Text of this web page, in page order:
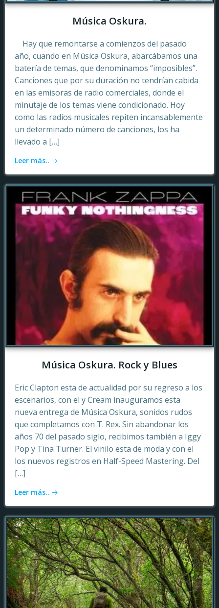
Música Oskura.
Hay que remontarse a comienzos del pasado
año, cuando en Música Oskura, abarcábamos una
batería de temas, que denominamos “imposibles”.
Canciones que por su duración no tendrían cabida
en las emisoras de radio comerciales, donde el
minutaje de los temas viene condicionado. Hoy
como las radios musicales repiten incansablemente
un determinado número de canciones, los ha
llevado a […]
Leer más..
Música Oskura. Rock y Blues
Eric Clapton esta de actualidad por su regreso a los
escenarios, con el y Cream inauguramos esta
nueva entrega de Música Oskura, sonidos rudos
que completamos con T. Rex. Sin abandonar los
años 70 del pasado siglo, recibimos también a Iggy
Pop y Tina Turner. El vinilo esta de moda y con el
los nuevos registros en Half-Speed Mastering. Del
[…]
Leer más..